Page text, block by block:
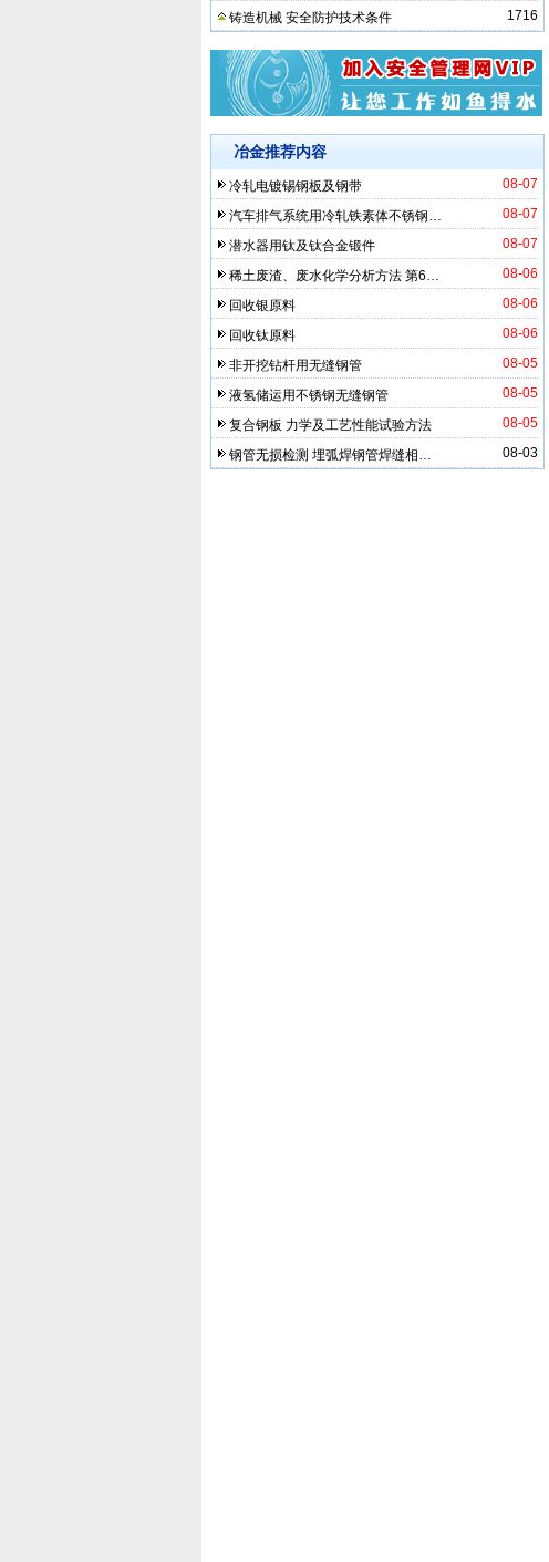
1716
铸造机械 安全防护技术条件
冶金推荐内容
08-07
冷轧电镀锡钢板及钢带
08-07
汽车排气系统用冷轧铁素体不锈钢…
08-07
潜水器用钛及钛合金锻件
08-06
稀土废渣、废水化学分析方法 第6…
08-06
回收银原料
08-06
回收钛原料
08-05
非开挖钻杆用无缝钢管
08-05
液氢储运用不锈钢无缝钢管
08-05
复合钢板 力学及工艺性能试验方法
08-03
钢管无损检测 埋弧焊钢管焊缝相…